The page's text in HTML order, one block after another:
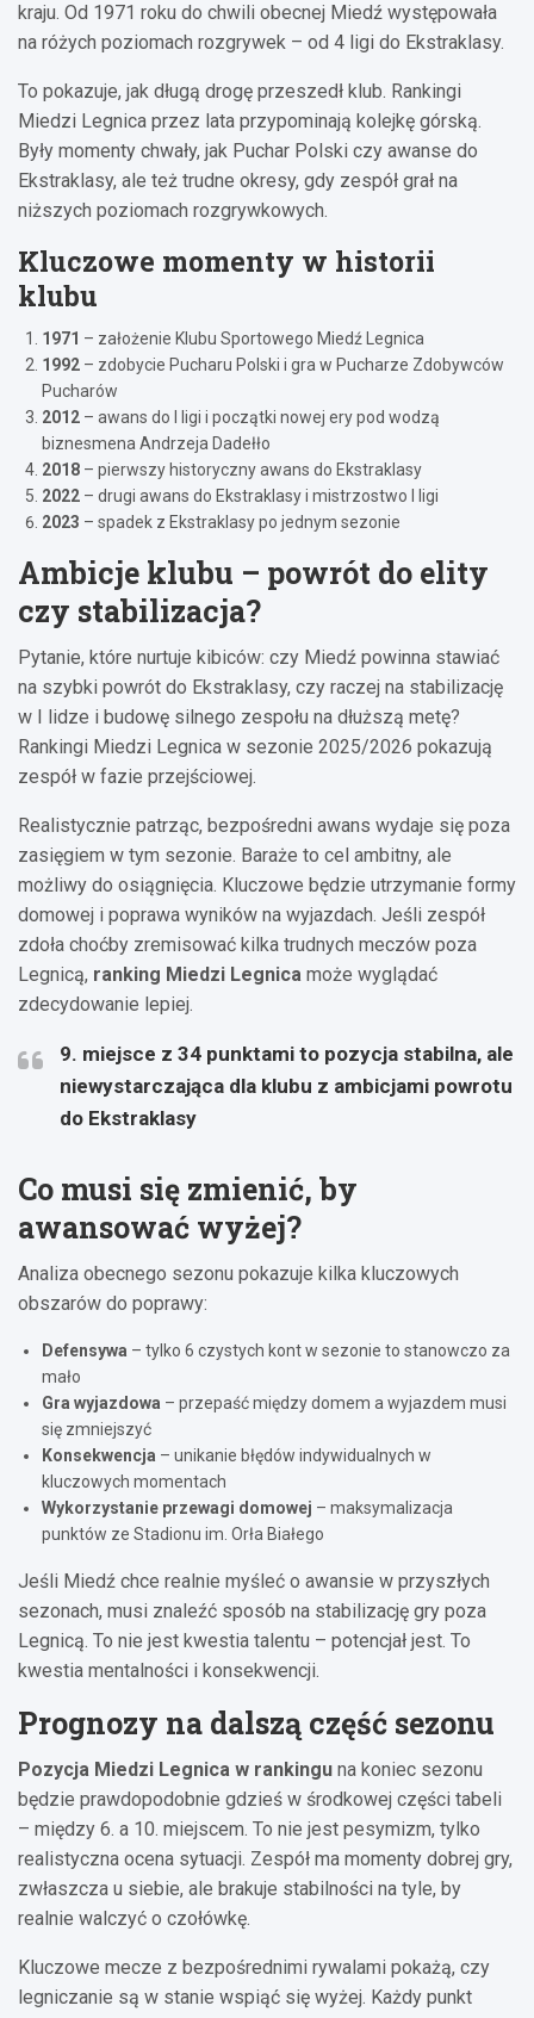
kraju. Od 1971 roku do chwili obecnej Miedź występowała
na różych poziomach rozgrywek – od 4 ligi do Ekstraklasy.
To pokazuje, jak długą drogę przeszedł klub. Rankingi
Miedzi Legnica przez lata przypominają kolejkę górską.
Były momenty chwały, jak Puchar Polski czy awanse do
Ekstraklasy, ale też trudne okresy, gdy zespół grał na
niższych poziomach rozgrywkowych.
Kluczowe momenty w historii
klubu
1971 – założenie Klubu Sportowego Miedź Legnica
1992 – zdobycie Pucharu Polski i gra w Pucharze Zdobywców
Pucharów
2012 – awans do I ligi i początki nowej ery pod wodzą
biznesmena Andrzeja Dadełło
2018 – pierwszy historyczny awans do Ekstraklasy
2022 – drugi awans do Ekstraklasy i mistrzostwo I ligi
2023 – spadek z Ekstraklasy po jednym sezonie
Ambicje klubu – powrót do elity
czy stabilizacja?
Pytanie, które nurtuje kibiców: czy Miedź powinna stawiać
na szybki powrót do Ekstraklasy, czy raczej na stabilizację
w I lidze i budowę silnego zespołu na dłuższą metę?
Rankingi Miedzi Legnica w sezonie 2025/2026 pokazują
zespół w fazie przejściowej.
Realistycznie patrząc, bezpośredni awans wydaje się poza
zasięgiem w tym sezonie. Baraże to cel ambitny, ale
możliwy do osiągnięcia. Kluczowe będzie utrzymanie formy
domowej i poprawa wyników na wyjazdach. Jeśli zespół
zdoła choćby zremisować kilka trudnych meczów poza
Legnicą, ranking Miedzi Legnica może wyglądać
zdecydowanie lepiej.
9. miejsce z 34 punktami to pozycja stabilna, ale
niewystarczająca dla klubu z ambicjami powrotu
do Ekstraklasy
Co musi się zmienić, by
awansować wyżej?
Analiza obecnego sezonu pokazuje kilka kluczowych
obszarów do poprawy:
Defensywa – tylko 6 czystych kont w sezonie to stanowczo za
mało
Gra wyjazdowa – przepaść między domem a wyjazdem musi
się zmniejszyć
Konsekwencja – unikanie błędów indywidualnych w
kluczowych momentach
Wykorzystanie przewagi domowej – maksymalizacja
punktów ze Stadionu im. Orła Białego
Jeśli Miedź chce realnie myśleć o awansie w przyszłych
sezonach, musi znaleźć sposób na stabilizację gry poza
Legnicą. To nie jest kwestia talentu – potencjał jest. To
kwestia mentalności i konsekwencji.
Prognozy na dalszą część sezonu
Pozycja Miedzi Legnica w rankingu na koniec sezonu
będzie prawdopodobnie gdzieś w środkowej części tabeli
– między 6. a 10. miejscem. To nie jest pesymizm, tylko
realistyczna ocena sytuacji. Zespół ma momenty dobrej gry,
zwłaszcza u siebie, ale brakuje stabilności na tyle, by
realnie walczyć o czołówkę.
Kluczowe mecze z bezpośrednimi rywalami pokażą, czy
legniczanie są w stanie wspiąć się wyżej. Każdy punkt